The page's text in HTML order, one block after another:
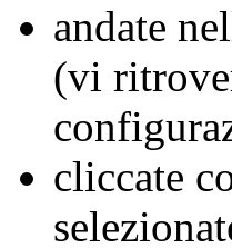
andate
(vi
cliccate